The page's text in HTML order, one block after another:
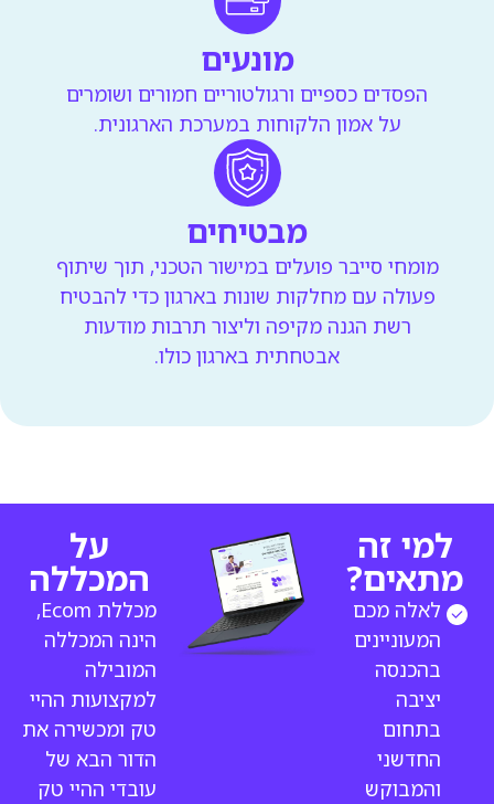
מונעים
הפסדים כספיים ורגולטוריים חמורים ושומרים
על אמון הלקוחות במערכת הארגונית.
מבטיחים
מומחי סייבר פועלים במישור הטכני, תוך שיתוף
פעולה עם מחלקות שונות בארגון כדי להבטיח
רשת הגנה מקיפה וליצור תרבות מודעות
אבטחתית בארגון כולו.
למי זה
מתאים?
לאלה מכם
המעוניינים
בהכנסה
יציבה
בתחום
החדשני
והמבוקש
על
המכללה
מכללת Ecom,
הינה המכללה
המובילה
למקצועות ההיי
טק ומכשירה את
הדור הבא של
עובדי ההיי טק